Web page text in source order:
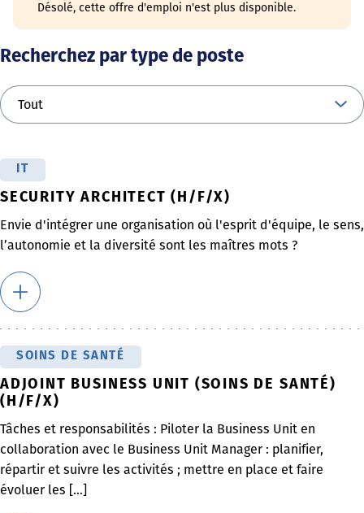
Désolé, cette offre d'emploi n'est plus disponible.
Recherchez par type de poste
IT
SECURITY ARCHITECT (H/F/X)
Envie d'intégrer une organisation où l'esprit d'équipe, le sens,
l’autonomie et la diversité sont les maîtres mots ?
SOINS DE SANTÉ
ADJOINT BUSINESS UNIT (SOINS DE SANTÉ)
(H/F/X)
Tâches et responsabilités : Piloter la Business Unit en
collaboration avec le Business Unit Manager : planifier,
répartir et suivre les activités ; mettre en place et faire
évoluer les [...]